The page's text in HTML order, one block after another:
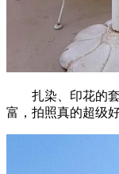
扎染、印花的套
富，拍照真的超级好